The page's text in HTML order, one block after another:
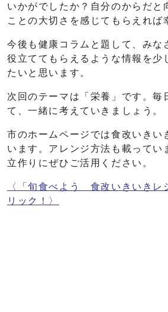
いかがでしたか？自分のからだと
ことの大切さを感じてもらえれば
今後も健康コラムと題して、みな
役立ててもらえるような情報を少
たいと思います。
次回のテーマは「栄養」です。毎
て、一緒に考えていきましょう。
市のホームページでは食改いきい
います。アレンジ方法も載ってい
立作りにぜひご活用ください。
〈「旬食べよう 食改いきいきレ
リック！〉